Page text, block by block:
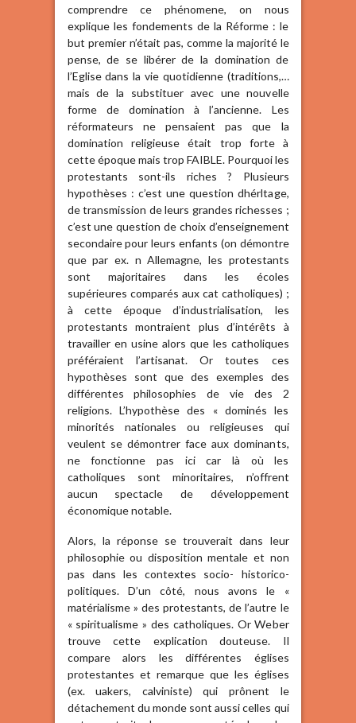
comprendre ce phénomene, on nous
explique les fondements de la Réforme : le
but premier n’était pas, comme la majorité le
pense, de se libérer de la domination de
l’Eglise dans la vie quotidienne (traditions,…
mais de la substituer avec une nouvelle
forme de domination à l’ancienne. Les
réformateurs ne pensaient pas que la
domination religieuse était trop forte à
cette époque mais trop FAIBLE. Pourquoi les
protestants sont-ils riches ? Plusieurs
hypothèses : c’est une question dhérltage,
de transmission de leurs grandes richesses ;
c’est une question de choix d’enseignement
secondaire pour leurs enfants (on démontre
que par ex. n Allemagne, les protestants
sont majoritaires dans les écoles
supérieures comparés aux cat catholiques) ;
à cette époque d’industrialisation, les
protestants montraient plus d’intérêts à
travailler en usine alors que les catholiques
préféraient l’artisanat. Or toutes ces
hypothèses sont que des exemples des
différentes philosophies de vie des 2
religions. L’hypothèse des « dominés les
minorités nationales ou religieuses qui
veulent se démontrer face aux dominants,
ne fonctionne pas ici car là où les
catholiques sont minoritaires, n’offrent
aucun spectacle de développement
économique notable.
Alors, la réponse se trouverait dans leur
philosophie ou disposition mentale et non
pas dans les contextes socio- historico-
politiques. D’un côté, nous avons le «
matérialisme » des protestants, de l’autre le
« spiritualisme » des catholiques. Or Weber
trouve cette explication douteuse. Il
compare alors les différentes églises
protestantes et remarque que les églises
(ex. uakers, calviniste) qui prônent le
détachement du monde sont aussi celles qui